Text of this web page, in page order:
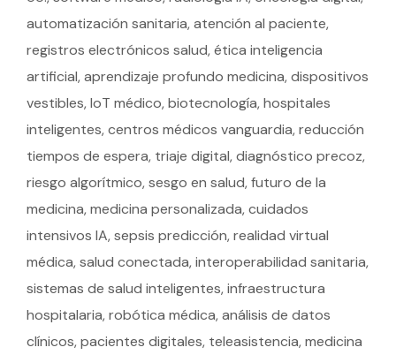
automatización sanitaria, atención al paciente,
registros electrónicos salud, ética inteligencia
artificial, aprendizaje profundo medicina, dispositivos
vestibles, IoT médico, biotecnología, hospitales
inteligentes, centros médicos vanguardia, reducción
tiempos de espera, triaje digital, diagnóstico precoz,
riesgo algorítmico, sesgo en salud, futuro de la
medicina, medicina personalizada, cuidados
intensivos IA, sepsis predicción, realidad virtual
médica, salud conectada, interoperabilidad sanitaria,
sistemas de salud inteligentes, infraestructura
hospitalaria, robótica médica, análisis de datos
clínicos, pacientes digitales, teleasistencia, medicina